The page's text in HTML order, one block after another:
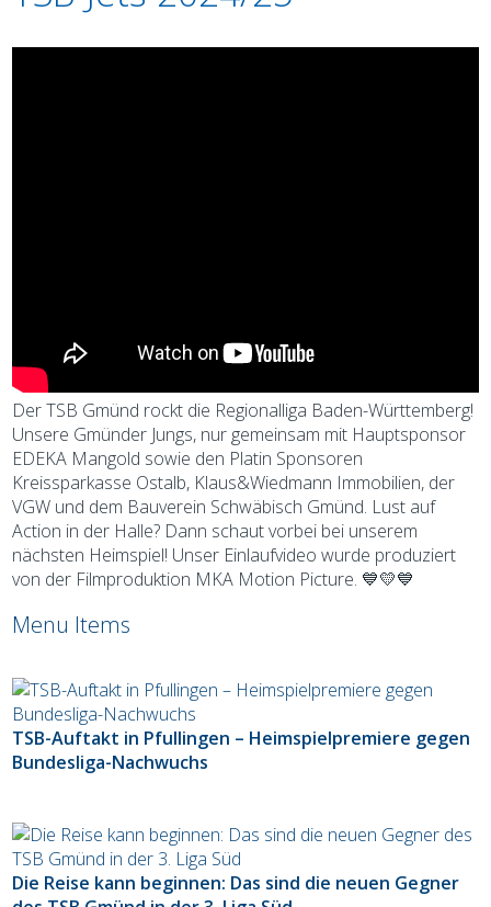
Der TSB Gmünd rockt die Regionalliga Baden-Württemberg!
Unsere Gmünder Jungs, nur gemeinsam mit Hauptsponsor
EDEKA Mangold sowie den Platin Sponsoren
Kreissparkasse Ostalb, Klaus&Wiedmann Immobilien, der
VGW und dem Bauverein Schwäbisch Gmünd. Lust auf
Action in der Halle? Dann schaut vorbei bei unserem
nächsten Heimspiel! Unser Einlaufvideo wurde produziert
von der Filmproduktion MKA Motion Picture. 💙💛💙
Menu Items
TSB-Auftakt in Pfullingen – Heimspielpremiere gegen
Bundesliga-Nachwuchs
Die Reise kann beginnen: Das sind die neuen Gegner